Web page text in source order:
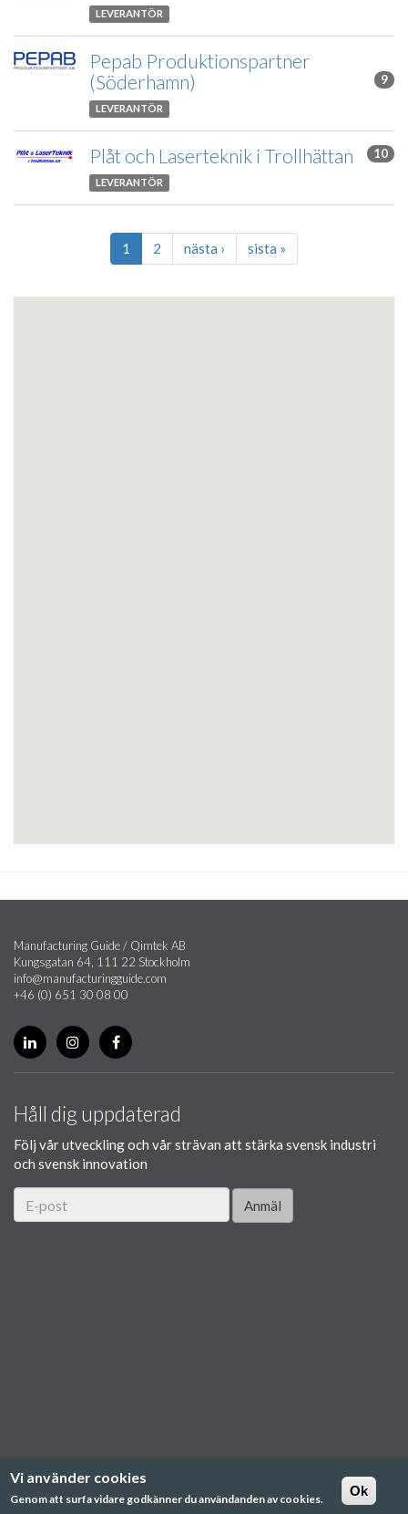
LEVERANTÖR
Pepab Produktionspartner
(Söderhamn)
9
LEVERANTÖR
Plåt och Laserteknik i Trollhättan 10
LEVERANTÖR
1 2 nästa › sista »
Manufacturing Guide / Qimtek AB
Kungsgatan 64, 111 22 Stockholm
info@manufacturingguide.com
+46 (0) 651 30 08 00
Håll dig uppdaterad
Följ vår utveckling och vår strävan att stärka svensk industri
och svensk innovation
Anmäl
Vi använder cookies
Genom att surfa vidare godkänner du användanden av cookies.
Ok